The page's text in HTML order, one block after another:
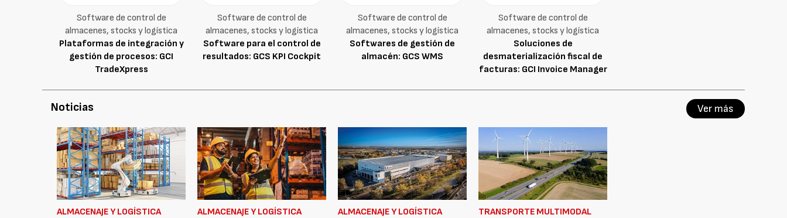
Software de control de
almacenes, stocks y logística
Plataformas de integración y
gestión de procesos: GCI
TradeXpress
Software de control de
almacenes, stocks y logística
Software para el control de
resultados: GCS KPI Cockpit
Software de control de
almacenes, stocks y logística
Softwares de gestión de
almacén: GCS WMS
Software de control de
almacenes, stocks y logística
Soluciones de
desmaterialización fiscal de
facturas: GCI Invoice Manager
Noticias Ver más
ALMACENAJE Y LOGÍSTICA
ALMACENAJE Y LOGÍSTICA
ALMACENAJE Y LOGÍSTICA
TRANSPORTE MULTIMODAL